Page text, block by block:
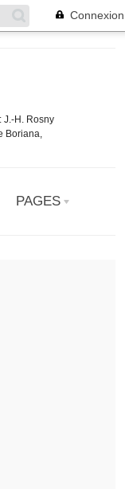
Connexion
J.-H. Rosny
Boriana,
PAGES